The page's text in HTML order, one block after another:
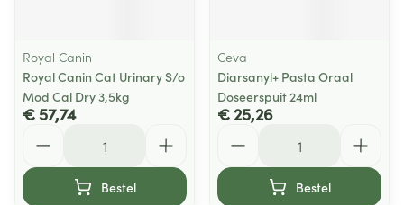
Royal Canin
Royal Canin Cat Urinary S/o
Mod Cal Dry 3,5kg
€ 57,74
Bestel
Ceva
Diarsanyl+ Pasta Oraal
Doseerspuit 24ml
€ 25,26
Bestel